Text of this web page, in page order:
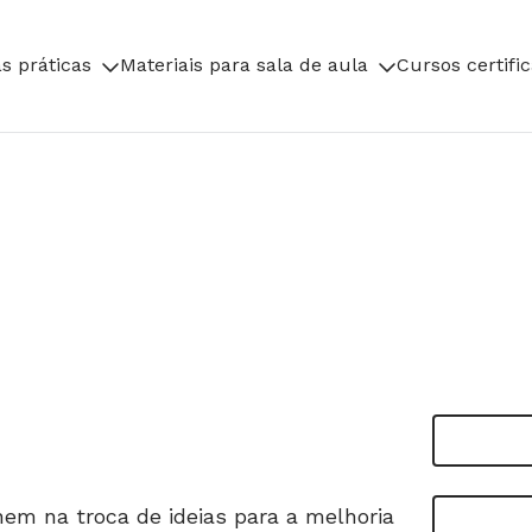
práticas Materiais para sala de aula Cursos
na troca de ideias para a melhoria